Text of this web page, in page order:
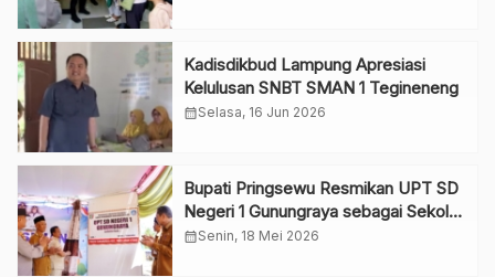
Kadisdikbud Lampung Apresiasi
Kelulusan SNBT SMAN 1 Tegineneng
calendar_monthSelasa, 16 Jun 2026
Bupati Pringsewu Resmikan UPT SD
Negeri 1 Gunungraya sebagai Sekolah
Definitif
calendar_monthSenin, 18 Mei 2026